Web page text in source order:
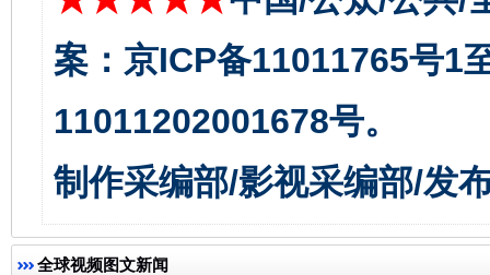
案：京ICP备11011765号1
11011202001678号。
制作采编部/影视采编部/发
全球视频图文新闻